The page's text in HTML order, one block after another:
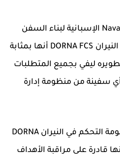
وتقول شركة نافانتيا Navantia الإسبانية لبناء السفن
عن منظومتها للتحكم في النيران DORNA FCS أنها بمثابة
ليفي بجميع المتطلبات
سفينة من منظومة إدارة
ومن المهام الثانوية لمنظومة التحكم في النيران DORNA
قادرة على مراقبة الأهداف